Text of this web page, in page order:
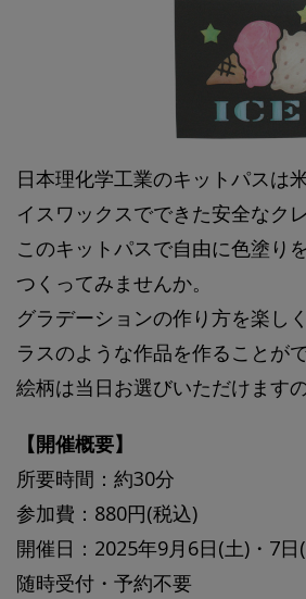
日本理化学工業のキットパスは
イスワックスでできた安全なクレ
このキットパスで自由に色塗り
つくってみませんか。
グラデーションの作り方を楽し
ラスのような作品を作ることがで
絵柄は当日お選びいただけます
【開催概要】
所要時間：約30分
参加費：880円(税込)
開催日：2025年9月6日(土)・7日
随時受付・予約不要